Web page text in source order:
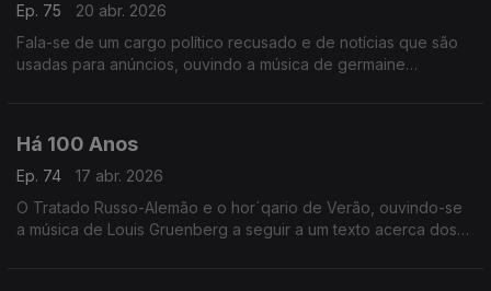
Ep. 75
20 abr. 2026
Fala-se de um cargo político recusado e de notícias que são
usadas para anúncios, ouvindo a música de germaine
Há 100 Anos
Ep. 74
17 abr. 2026
O Tratado Russo-Alemão e o hor´qario de Verão, ouvindo-se
a música de Louis Gruenberg a seguir a um texto acerca dos